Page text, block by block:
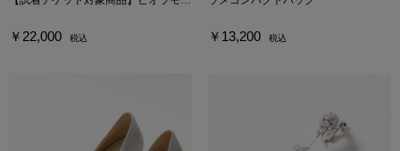
￥22,000 税込 ￥13,200 税込